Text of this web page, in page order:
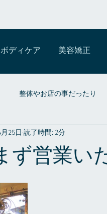
ボディケア 美容矯正
整体やお店の事だったり
プライベート
ず営業い
25日 読了時間: 2分